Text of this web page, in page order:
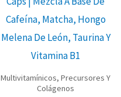
Multivitamínicos, Precursores Y
Colágenos